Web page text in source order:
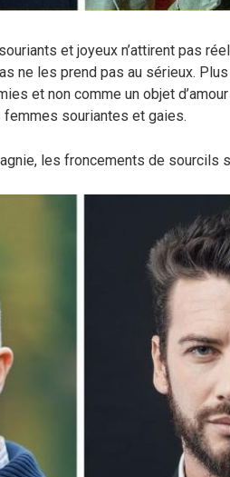
et joyeux n’attirent pas
ne les prend pas au sérieux.
et non comme un objet
souriantes et gaies.
les froncements de sourcils